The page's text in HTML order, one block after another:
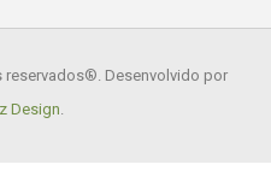
reservados®. Desenvolvido por
Design.